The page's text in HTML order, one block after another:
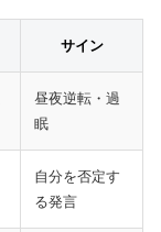
サイン
昼夜逆転・過
眠
自分を否定す
る発言